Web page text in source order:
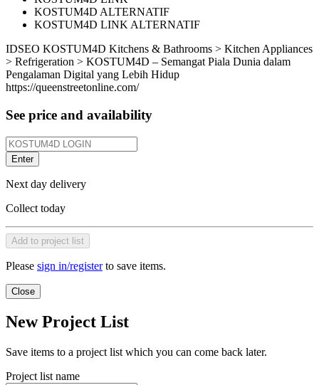
KOSTUM4D ALTERNATIF
KOSTUM4D LINK ALTERNATIF
IDSEO KOSTUM4D Kitchens & Bathrooms > Kitchen Appliances
> Refrigeration > KOSTUM4D – Semangat Piala Dunia dalam
Pengalaman Digital yang Lebih Hidup
https://queenstreetonline.com/
See price and availability
Enter
Next day delivery
Collect today
Add to project list
Please sign in/registerto save items.
Close
New Project List
Save items to a project list which you can come back later.
Project list name